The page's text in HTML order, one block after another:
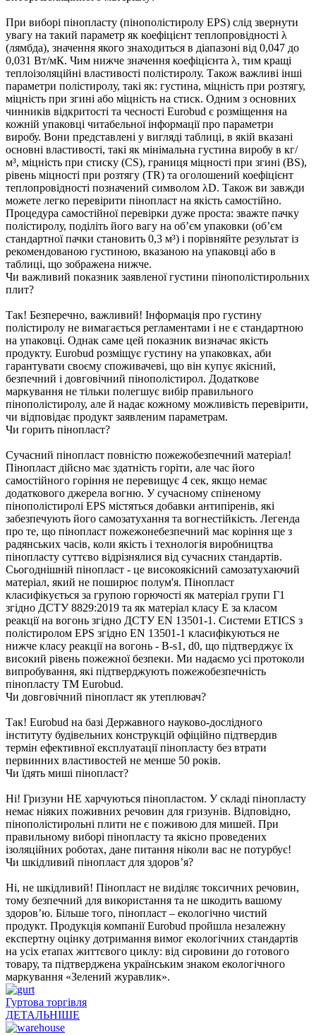
При виборі пінопласту (пінополістиролу EPS) слід звернути
увагу на такий параметр як коефіцієнт теплопровідності λ
(лямбда), значення якого знаходиться в діапазоні від 0,047 до
0,031 Вт/мК. Чим нижче значення коефіцієнта λ, тим кращі
теплоізоляційні властивості полістиролу. Також важливі інші
параметри полістиролу, такі як: густина, міцність при розтягу,
міцність при згині або міцність на стиск. Одним з основних
чинників відкритості та чесності Eurobud є розміщення на
кожній упаковці читабельної інформації про параметри
виробу. Вони представлені у вигляді таблиці, в якій вказані
основні властивості, такі як мінімальна густина виробу в кг/
м³, міцність при стиску (CS), границя міцності при згині (BS),
рівень міцності при розтягу (TR) та оголошений коефіцієнт
теплопровідності позначений символом λD. Також ви завжди
можете легко перевірити пінопласт на якість самостійно.
Процедура самостійної перевірки дуже проста: зважте пачку
полістиролу, поділіть його вагу на об’єм упаковки (об’єм
стандартної пачки становить 0,3 м³) і порівняйте результат із
рекомендованою густиною, вказаною на упаковці або в
таблиці, що зображена нижче.
Чи важливий показник заявленої густини пінополістирольних
плит?
Так! Безперечно, важливий! Інформація про густину
полістиролу не вимагається регламентами і не є стандартною
на упаковці. Однак саме цей показник визначає якість
продукту. Eurobud розміщує густину на упаковках, аби
гарантувати своєму споживачеві, що він купує якісний,
безпечний і довговічний пінополістирол. Додаткове
маркування не тільки полегшує вибір правильного
пінополістиролу, але й надає кожному можливість перевірити,
чи відповідає продукт заявленим параметрам.
Чи горить пінопласт?
Сучасний пінопласт повністю пожежобезпечний матеріал!
Пінопласт дійсно має здатність горіти, але час його
самостійного горіння не перевищує 4 сек, якщо немає
додаткового джерела вогню. У сучасному спіненому
пінополістиролі EPS містяться добавки антипіренів, які
забезпечують його самозатухання та вогнестійкість. Легенда
про те, що пінопласт пожежонебезпечний має коріння ще з
радянських часів, коли якість і технологія виробництва
пінопласту суттєво відрізнялися від сучасних стандартів.
Сьогоднішній пінопласт - це високоякісний самозатухаючий
матеріал, який не поширює полум'я. Пінопласт
класифікується за групою горючості як матеріал групи Г1
згідно ДСТУ 8829:2019 та як матеріал класу Е за класом
реакції на вогонь згідно ДСТУ EN 13501-1. Системи ETICS з
полістиролом EPS згідно EN 13501-1 класифікуються не
нижче класу реакції на вогонь - B-s1, d0, що підтверджує їх
високий рівень пожежної безпеки. Ми надаємо усі протоколи
випробування, які підтверджують пожежобезпечність
пінопласту ТМ Eurobud.
Чи довговічний пінопласт як утеплювач?
Так! Eurobud на базі Державного науково-дослідного
інституту будівельних конструкцій офіційно підтвердив
термін ефективної експлуатації пінопласту без втрати
первинних властивостей не менше 50 років.
Чи їдять миші пінопласт?
Ні! Гризуни НЕ харчуються пінопластом. У складі пінопласту
немає ніяких поживних речовин для гризунів. Відповідно,
пінополістирольні плити не є поживою для мишей. При
правильному виборі пінопласту та якісно проведених
ізоляційних роботах, дане питання ніколи вас не потурбує!
Чи шкідливий пінопласт для здоров’я?
Ні, не шкідливий! Пінопласт не виділяє токсичних речовин,
тому безпечний для використання та не шкодить вашому
здоров’ю. Більше того, пінопласт – екологічно чистий
продукт. Продукція компанії Eurobud пройшла незалежну
експертну оцінку дотримання вимог екологічних стандартів
на усіх етапах життєвого циклу: від сировини до готового
товару, та підтверджена українським знаком екологічного
маркування «Зелений журавлик».
Гуртова торгівля
ДЕТАЛЬНІШЕ